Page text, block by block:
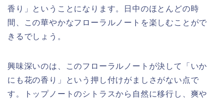
香り」ということになります。日中のほとんどの時
間、この華やかなフローラルノートを楽しむことがで
きるでしょう。
興味深いのは、このフローラルノートが決して「いか
にも花の香り」という押し付けがましさがない点で
す。トップノートのシトラスから自然に移行し、爽や